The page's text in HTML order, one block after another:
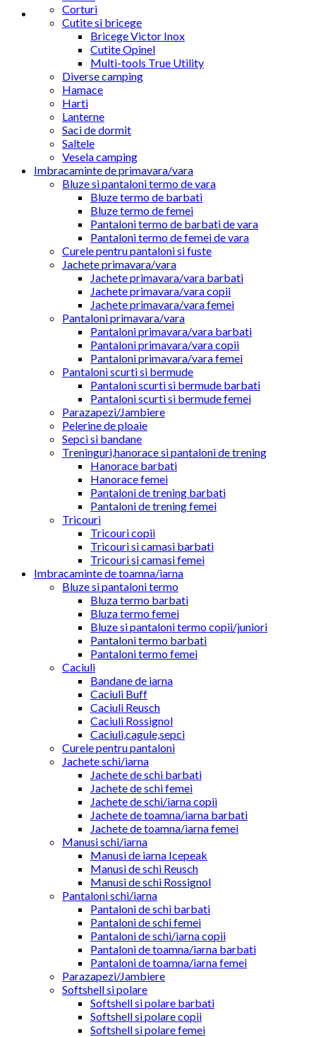
Corturi
Cutite si bricege
Bricege Victor Inox
Cutite Opinel
Multi-tools True Utility
Diverse camping
Hamace
Harti
Lanterne
Saci de dormit
Saltele
Vesela camping
Imbracaminte de primavara/vara
Bluze si pantaloni termo de vara
Bluze termo de barbati
Bluze termo de femei
Pantaloni termo de barbati de vara
Pantaloni termo de femei de vara
Curele pentru pantaloni si fuste
Jachete primavara/vara
Jachete primavara/vara barbati
Jachete primavara/vara copii
Jachete primavara/vara femei
Pantaloni primavara/vara
Pantaloni primavara/vara barbati
Pantaloni primavara/vara copii
Pantaloni primavara/vara femei
Pantaloni scurti si bermude
Pantaloni scurti si bermude barbati
Pantaloni scurti si bermude femei
Parazapezi/Jambiere
Pelerine de ploaie
Sepci si bandane
Treninguri,hanorace si pantaloni de trening
Hanorace barbati
Hanorace femei
Pantaloni de trening barbati
Pantaloni de trening femei
Tricouri
Tricouri copii
Tricouri si camasi barbati
Tricouri si camasi femei
Imbracaminte de toamna/iarna
Bluze si pantaloni termo
Bluza termo barbati
Bluza termo femei
Bluze si pantaloni termo copii/juniori
Pantaloni termo barbati
Pantaloni termo femei
Caciuli
Bandane de iarna
Caciuli Buff
Caciuli Reusch
Caciuli Rossignol
Caciuli,cagule,sepci
Curele pentru pantaloni
Jachete schi/iarna
Jachete de schi barbati
Jachete de schi femei
Jachete de schi/iarna copii
Jachete de toamna/iarna barbati
Jachete de toamna/iarna femei
Manusi schi/iarna
Manusi de iarna Icepeak
Manusi de schi Reusch
Manusi de schi Rossignol
Pantaloni schi/iarna
Pantaloni de schi barbati
Pantaloni de schi femei
Pantaloni de schi/iarna copii
Pantaloni de toamna/iarna barbati
Pantaloni de toamna/iarna femei
Parazapezi/Jambiere
Softshell si polare
Softshell si polare barbati
Softshell si polare copii
Softshell si polare femei